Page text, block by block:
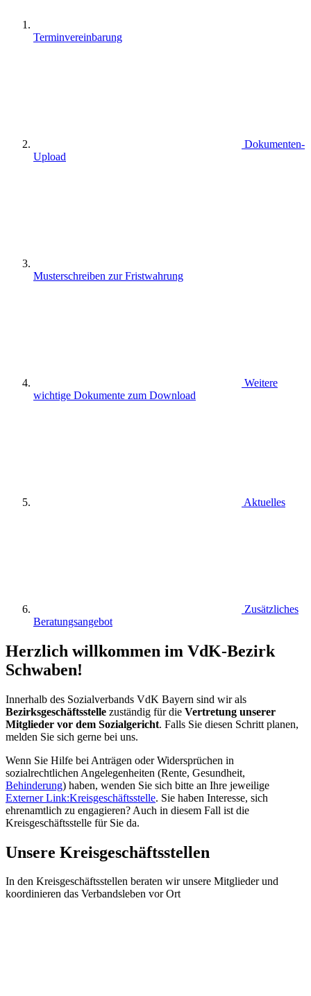
Terminvereinbarung
Dokumenten-
Upload
Musterschreiben zur Fristwahrung
Weitere
wichtige Dokumente zum Download
Aktuelles
Zusätzliches
Beratungsangebot
Herzlich willkommen im VdK-Bezirk
Schwaben!
Innerhalb des Sozialverbands VdK Bayern sind wir als
Bezirksgeschäftsstelle zuständig für die Vertretung unserer
Mitglieder vor dem Sozialgericht. Falls Sie diesen Schritt planen,
melden Sie sich gerne bei uns.
Wenn Sie Hilfe bei Anträgen oder Widersprüchen in
sozialrechtlichen Angelegenheiten (Rente, Gesundheit,
Behinderung) haben, wenden Sie sich bitte an Ihre jeweilige
Externer Link:Kreisgeschäftsstelle. Sie haben Interesse, sich
ehrenamtlich zu engagieren? Auch in diesem Fall ist die
Kreisgeschäftsstelle für Sie da.
Unsere Kreisgeschäftsstellen
In den Kreisgeschäftsstellen beraten wir unsere Mitglieder und
koordinieren das Verbandsleben vor Ort